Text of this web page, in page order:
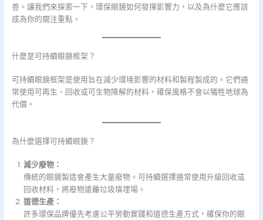
善。讓我們來探索一下，環保眼鏡如何發揮影響力，以及為什麼它應該
成為你的關注重點。
什麼是可持續眼鏡框架？
可持續眼鏡框架是使用旨在減少環境影響的材料和製程製成的。它們通
常使用可再生、回收或可生物降解的材料，確保風格不會以犧牲地球為
代價。
為什麼選擇可持續眼鏡？
減少廢物：
傳統的眼鏡製造會產生大量廢物。可持續選擇通常使用升級回收或
回收材料，將廢物遠離垃圾填埋場。
道德生產：
許多環保品牌優先考慮公平勞動實踐和道德生產方式，確保你的眼